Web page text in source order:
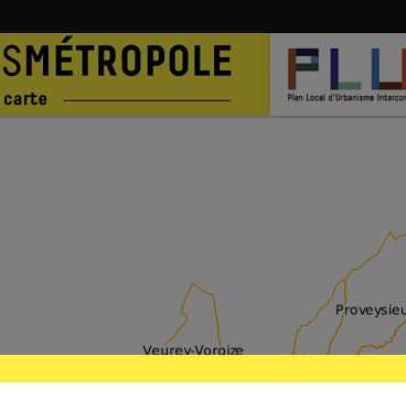
le panneau